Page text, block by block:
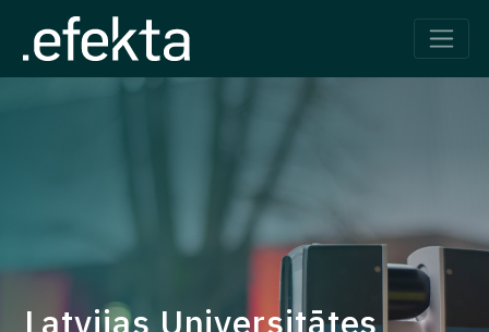
Main Navigation